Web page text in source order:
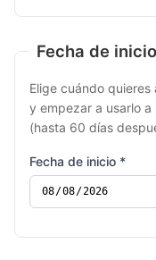
Fecha de
Elige cuándo
y empezar a usarlo
(hasta 60 días
Fecha de inicio *